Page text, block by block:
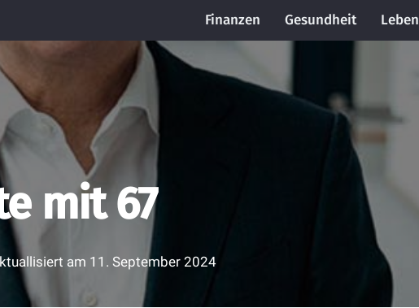
Finanzen Gesundheit Leben
mit 67
am 11. September 2024